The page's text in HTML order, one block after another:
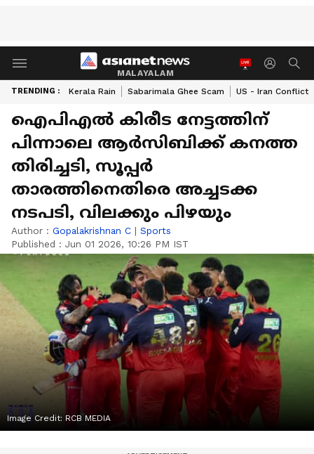
MALAYALAM
TRENDING : Kerala Rain Sabarimala Ghee Scam US - Iran Conflict
ഐപിഎൽ കിരീട നേട്ടത്തിന്
പിന്നാലെ ആര്‍സിബിക്ക് കനത്ത
തിരിച്ചടി, സൂപ്പർ
താരത്തിനെതിരെ അച്ചടക്ക
നടപടി, വിലക്കും പിഴയും
Author : Gopalakrishnan C | Sports
Published : Jun 01 2026, 10:26 PM IST
Image Credit: RCB MEDIA